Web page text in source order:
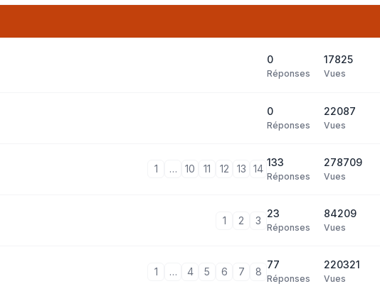
0
Réponses
17825
Vues
0
Réponses
22087
Vues
1 … 10 11 12 13 14
133
Réponses
278709
Vues
1 2 3
23
Réponses
84209
Vues
1 … 4 5 6 7 8
77
Réponses
220321
Vues